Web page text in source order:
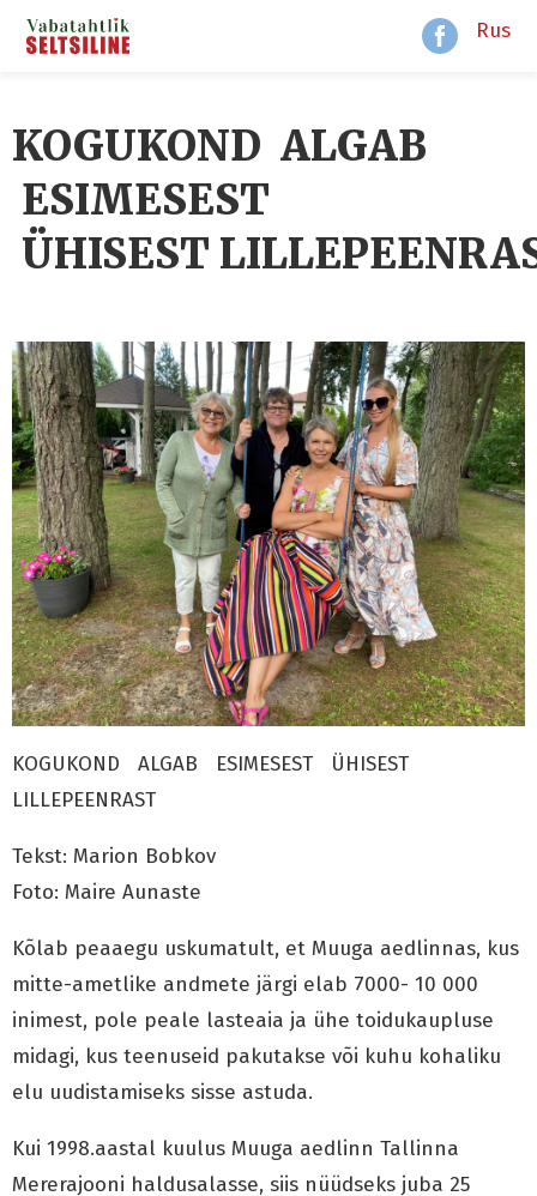
Rus
KOGUKOND ALGAB
ESIMESEST
ÜHISEST
KOGUKOND ALGAB ESIMESEST ÜHISEST
LILLEPEENRAST
Tekst: Marion Bobkov
Foto: Maire Aunaste
Kõlab peaaegu uskumatult, et Muuga aedlinnas, kus
mitte-ametlike andmete järgi elab 7000- 10 000
inimest, pole peale lasteaia ja ühe toidukaupluse
midagi, kus teenuseid pakutakse või kuhu kohaliku
elu uudistamiseks sisse astuda.
Kui 1998.aastal kuulus Muuga aedlinn Tallinna
Mererajooni haldusalasse, siis nüüdseks juba 25